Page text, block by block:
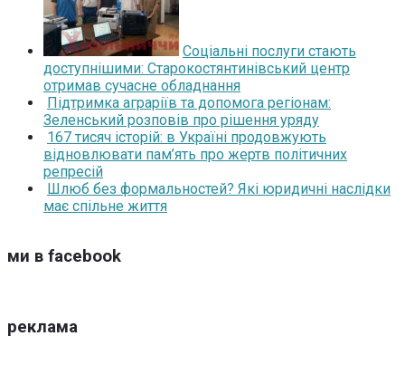
Соціальні послуги стають
доступнішими: Старокостянтинівський центр
отримав сучасне обладнання
Підтримка аграріїв та допомога регіонам:
Зеленський розповів про рішення уряду
167 тисяч історій: в Україні продовжують
відновлювати пам’ять про жертв політичних
репресій
Шлюб без формальностей? Які юридичні наслідки
має спільне життя
ми в facebook
реклама